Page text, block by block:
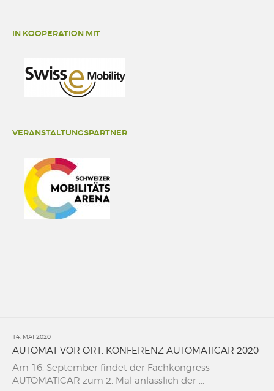
IN KOOPERATION MIT
VERANSTALTUNGSPARTNER
14. MAI 2020
AUTOMAT VOR ORT: KONFERENZ AUTOMATICAR 2020
Am 16. September findet der Fachkongress
AUTOMATICAR zum 2. Mal änlässlich der ...